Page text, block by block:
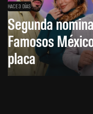
HACE 3 DÍAS
Segunda
Famosos
placa